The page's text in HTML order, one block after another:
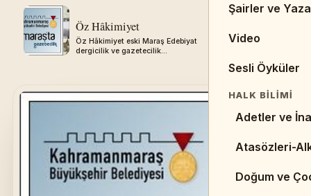
Kitaplar
Kaynaklar
Şairler ve
Video
Sesli Öyküler
HALK BILIMI
Adetler ve
Atasözleri-
Doğum ve
Öz Hâkimiyet
Öz Hâkimiyet eski Maraş Edebiyat
dergicilik ve gazetecilik
arşivinden